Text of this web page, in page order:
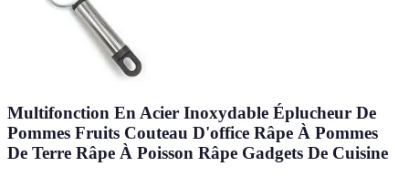
Multifonction En Acier Inoxydable Éplucheur De
Pommes Fruits Couteau D'office Râpe À Pommes
De Terre Râpe À Poisson Râpe Gadgets De Cuisine